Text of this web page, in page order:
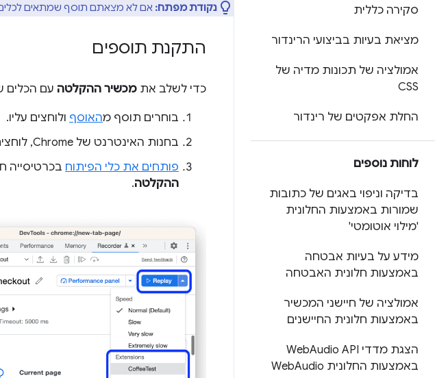
סקירה כללית
מציאת בעיות בביצועי הרינדור
אמולציה של תכונות מדיה של
CSS
החלת אפקטים של רינדור
לוחות נוספים
בדיקה וניפוי באגים של כתובות
שמורות באמצעות החלונית
'מילוי אוטומטי'
מידע על בעיות אבטחה
באמצעות חלונית האבטחה
אמולציה של חיישני המכשיר
באמצעות חלונית החיישנים
הצגת מדדי Web Audio API
באמצעות החלונית Web Audio
נקודת מפתח: אם לא מצאתם תוסף שמתאים
התקנת תוספים
כדי לשלב את מכשיר ההקלטה עם הכלים
בוחרים תוסף מהאוסף ולוחצים עליו.
בחנות האינטרנט של Chrome, לוחצים על
פותחים את כלי הפיתוח בכרטיסייה
ההקלטה.